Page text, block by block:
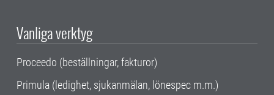
Vanliga verktyg
Proceedo (beställningar, fakturor)
Primula (ledighet, sjukanmälan, lönespec m.m.)